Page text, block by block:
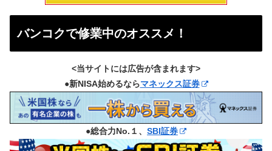
バンコクで修業中のオススメ！
<当サイトには広告が含まれます>
●新NISA始めるならマネックス証券
●総合力No.１、 SBI証券